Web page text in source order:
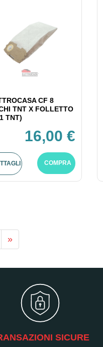
CF 8
TNT X FOLLETTO
TNT)
16,00 €
COMPRA
»
SICURE